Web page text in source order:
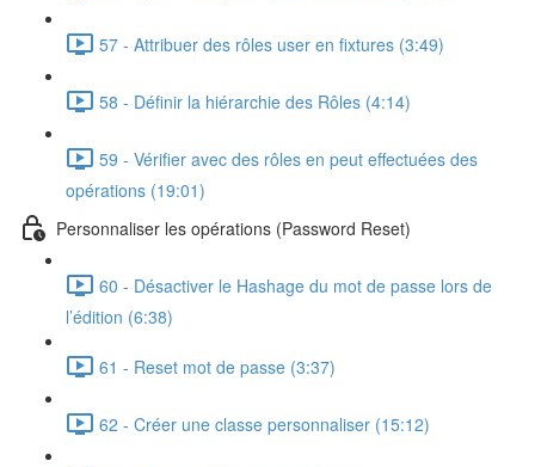
57 - Attribuer des rôles user en fixtures (3:49)
58 - Définir la hiérarchie des Rôles (4:14)
59 - Vérifier avec des rôles en peut effectuées des
opérations (19:01)
Personnaliser les opérations (Password Reset)
60 - Désactiver le Hashage du mot de passe lors de
l’édition (6:38)
61 - Reset mot de passe (3:37)
62 - Créer une classe personnaliser (15:12)